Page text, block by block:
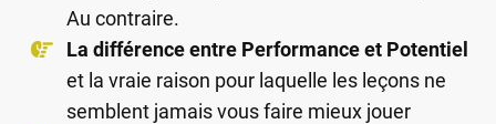
Au contraire.
La différence entre Performance et Potentiel
et la vraie raison pour laquelle les leçons ne
semblent jamais vous faire mieux jouer